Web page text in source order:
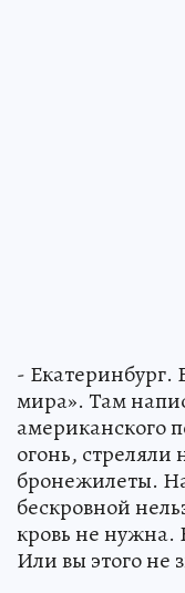
- Екатеринбург.
мира». Там
американского
огонь,
бронежилеты.
бескровной
кровь не нужна.
Или вы этого не